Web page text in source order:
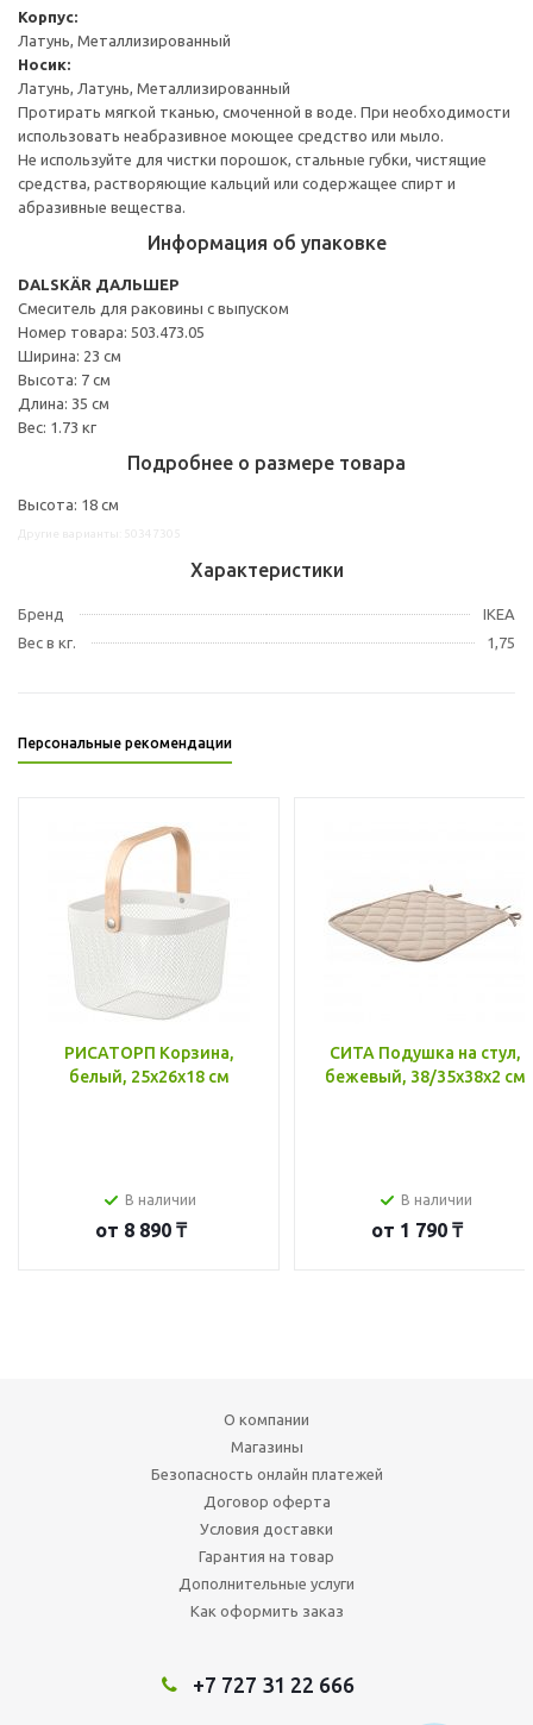
Корпус:
Латунь, Металлизированный
Носик:
Латунь, Латунь, Металлизированный
Протирать мягкой тканью, смоченной в воде. При необходимости
использовать неабразивное моющее средство или мыло.
Не используйте для чистки порошок, стальные губки, чистящие
средства, растворяющие кальций или содержащее спирт и
абразивные вещества.
Информация об упаковке
DALSKÄR ДАЛЬШЕР
Смеситель для раковины с выпуском
Номер товара: 503.473.05
Ширина: 23 см
Высота: 7 см
Длина: 35 см
Вес: 1.73 кг
Подробнее о размере товара
Высота: 18 см
Характеристики
Бренд
IKEA
Вес в кг.
1,75
Персональные рекомендации
РИСАТОРП Корзина,
белый, 25x26x18 см
В наличии
от 8 890 ₸
СИТА Подушка на стул,
бежевый, 38/35x38x2 см
В наличии
от 1 790 ₸
О компании
Магазины
Безопасность онлайн платежей
Договор оферта
Условия доставки
Гарантия на товар
Дополнительные услуги
Как оформить заказ
+7 727 31 22 666